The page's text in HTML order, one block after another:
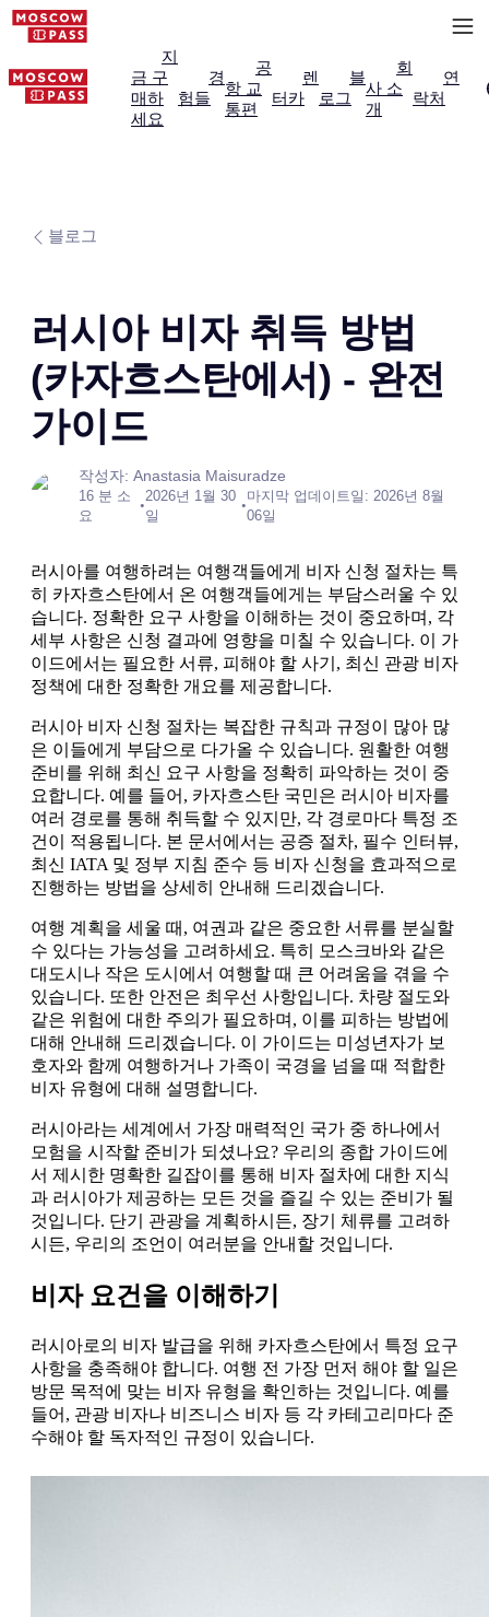
지
금 구
매하
세요
경
험들
공
항 교
통편
렌
터카
블
로그
회
사 소
개
연
락처
블로그
러시아 비자 취득 방법
(카자흐스탄에서) - 완전
가이드
작성자: Anastasia Maisuradze
16 분 소
요
•
2026년 1월 30
일
•
마지막 업데이트일: 2026년 8월
06일
러시아를 여행하려는 여행객들에게 비자 신청 절차는 특
히 카자흐스탄에서 온 여행객들에게는 부담스러울 수 있
습니다. 정확한 요구 사항을 이해하는 것이 중요하며, 각
세부 사항은 신청 결과에 영향을 미칠 수 있습니다. 이 가
이드에서는 필요한 서류, 피해야 할 사기, 최신 관광 비자
정책에 대한 정확한 개요를 제공합니다.
러시아 비자 신청 절차는 복잡한 규칙과 규정이 많아 많
은 이들에게 부담으로 다가올 수 있습니다. 원활한 여행
준비를 위해 최신 요구 사항을 정확히 파악하는 것이 중
요합니다. 예를 들어, 카자흐스탄 국민은 러시아 비자를
여러 경로를 통해 취득할 수 있지만, 각 경로마다 특정 조
건이 적용됩니다. 본 문서에서는 공증 절차, 필수 인터뷰,
최신 IATA 및 정부 지침 준수 등 비자 신청을 효과적으로
진행하는 방법을 상세히 안내해 드리겠습니다.
여행 계획을 세울 때, 여권과 같은 중요한 서류를 분실할
수 있다는 가능성을 고려하세요. 특히 모스크바와 같은
대도시나 작은 도시에서 여행할 때 큰 어려움을 겪을 수
있습니다. 또한 안전은 최우선 사항입니다. 차량 절도와
같은 위험에 대한 주의가 필요하며, 이를 피하는 방법에
대해 안내해 드리겠습니다. 이 가이드는 미성년자가 보
호자와 함께 여행하거나 가족이 국경을 넘을 때 적합한
비자 유형에 대해 설명합니다.
러시아라는 세계에서 가장 매력적인 국가 중 하나에서
모험을 시작할 준비가 되셨나요? 우리의 종합 가이드에
서 제시한 명확한 길잡이를 통해 비자 절차에 대한 지식
과 러시아가 제공하는 모든 것을 즐길 수 있는 준비가 될
것입니다. 단기 관광을 계획하시든, 장기 체류를 고려하
시든, 우리의 조언이 여러분을 안내할 것입니다.
비자 요건을 이해하기
러시아로의 비자 발급을 위해 카자흐스탄에서 특정 요구
사항을 충족해야 합니다. 여행 전 가장 먼저 해야 할 일은
방문 목적에 맞는 비자 유형을 확인하는 것입니다. 예를
들어, 관광 비자나 비즈니스 비자 등 각 카테고리마다 준
수해야 할 독자적인 규정이 있습니다.